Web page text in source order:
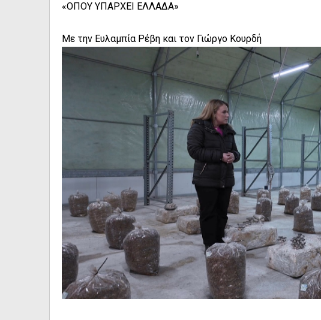
«ΟΠΟΥ ΥΠΑΡΧΕΙ ΕΛΛΑΔΑ»
Με την Ευλαμπία Ρέβη και τον Γιώργο Κουρδή